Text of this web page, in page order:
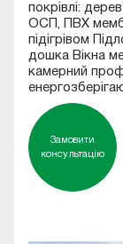
покрівлі:
ОСП, ПВХ
підігрівом
дошка Вікна
камерний
Замовити
консультацію